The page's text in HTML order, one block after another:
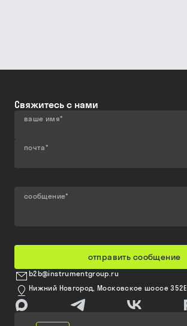
Свяжитесь с нами
ваше имя*
почта*
сообщение*
отправить сообщение
b2b@instrumentgroup.ru
Нижний Новгород, Московское шоссе 352Е